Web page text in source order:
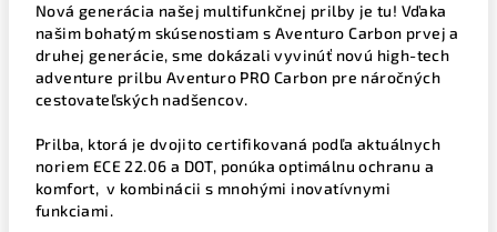
Nová generácia našej multifunkčnej prilby je tu! Vďaka
našim bohatým skúsenostiam s Aventuro Carbon prvej a
druhej generácie, sme dokázali vyvinúť novú high-tech
adventure prilbu Aventuro PRO Carbon pre náročných
cestovateľských nadšencov.
Prilba, ktorá je dvojito certifikovaná podľa aktuálnych
noriem ECE 22.06 a DOT, ponúka optimálnu ochranu a
komfort, v kombinácii s mnohými inovatívnymi
funkciami.